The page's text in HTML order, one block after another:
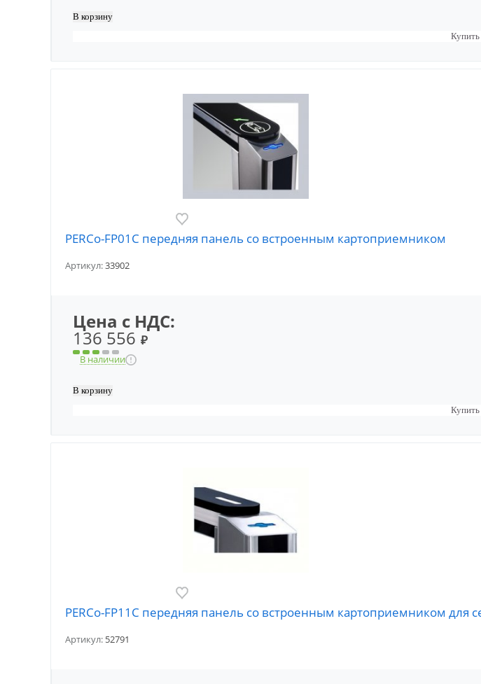
Купить
PERCo-FP01C передняя панель со встроенным картоприемником
Артикул:33902
Цена с НДС:
136 556₽
В наличии
Купить
PERCo-FP11C передняя панель со встроенным картоприемником для
Артикул: 52791